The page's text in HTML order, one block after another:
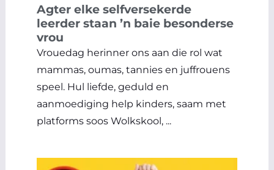
Agter elke selfversekerde
leerder staan ’n baie besonderse
vrou
Vrouedag herinner ons aan die rol wat
mammas, oumas, tannies en juffrouens
speel. Hul liefde, geduld en
aanmoediging help kinders, saam met
platforms soos Wolkskool, ...